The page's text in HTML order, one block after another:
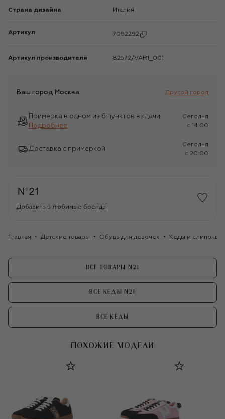
Страна дизайна Италия
Артикул 7092292
Артикул производителя 82572/VAR1_001
Ваш город Москва Другой город
Примерка в одном из 6 пунктов выдачи
Подробнее
Сегодня
c 14:00
Доставка с примеркой
Сегодня
c 20:00
Добавить в любимые бренды
Главная Детские товары Обувь для девочек Кеды и слипоны
ВСЕ ТОВАРЫ N21
ВСЕ КЕДЫ N21
ВСЕ КЕДЫ
ПОХОЖИЕ МОДЕЛИ